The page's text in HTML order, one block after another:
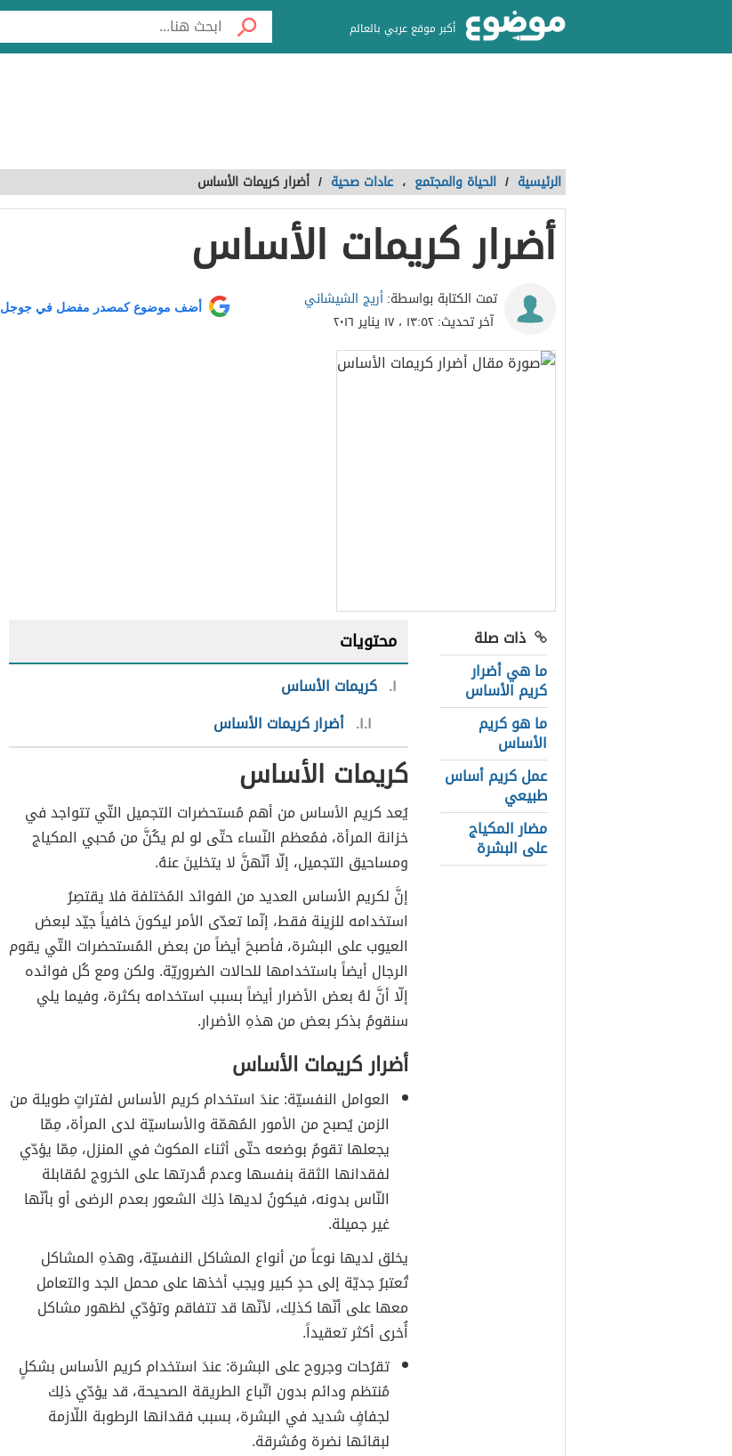
أكبر موقع عربي بالعالم
الرئيسية / الحياة والمجتمع ، عادات صحية / أضرار كريمات الأساس
أضرار كريمات الأساس
تمت الكتابة بواسطة:أريج الشيشاني
آخر تحديث:١٣:٥٢ ، ١٧ يناير ٢٠١٦
أضف موضوع كمصدر مفضل في جوجل
ذات صلة
ما هي أضرار
كريم الأساس
ما هو كريم
الأساس
عمل كريم أساس
طبيعي
مضار المكياج
على البشرة
محتويات
١ كريمات الأساس
١.١ أضرار كريمات الأساس
كريمات الأساس
يُعد كريم الأساس من أهم مُستحضرات التجميل التّي تتواجد في
خزانة المرأة، فمُعظم النّساء حتّى لو لم يكُنَّ من مُحبي المكياج
ومساحيق التجميل، إلّا أنّهنَّ لا يتخلينَ عنهُ.
إنَّ لكريم الأساس العديد من الفوائد المُختلفة فلا يقتصِرُ
استخدامه للزينة فقط، إنّما تعدّى الأمر ليكونَ خافياً جيّد لبعض
العيوب على البشرة، فأصبحَ أيضاً من بعض المُستحضرات التّي يقوم
الرجال أيضاً باستخدامها للحالات الضروريّة. ولكن ومع كُل فوائده
إلّا أنَّ لهُ بعض الأضرار أيضاً بسبب استخدامه بكثرة، وفيما يلي
سنقومُ بذكر بعض من هذهِ الأضرار.
أضرار كريمات الأساس
العوامل النفسيّة: عندَ استخدام كريم الأساس لفتراتٍ طويلة من
الزمن يُصبح من الأمور المُهمّة والأساسيّة لدى المرأة، مِمّا
يجعلها تقومُ بوضعه حتّى أثناء المكوث في المنزل، مِمّا يؤدّي
لفقدانها الثقة بنفسها وعدم قُدرتها على الخروج لمُقابلة
النّاس بدونه، فيكونُ لديها ذلِكَ الشعور بعدم الرضى أو بأنّها
غير جميلة.
يخلق لديها نوعاً من أنواع المشاكل النفسيّة، وهذهِ المشاكل
تُعتبرُ جديّة إلى حدٍ كبير ويجب أخذها على محمل الجد والتعامل
معها على أنّها كذلِك، لأنّها قد تتفاقم وتؤدّي لظهور مشاكل
أُخرى أكثر تعقيداً.
تقرُحات وجروح على البشرة: عندَ استخدام كريم الأساس بشكلٍ
مُنتظم ودائم بدون اتّباع الطريقة الصحيحة، قد يؤدّي ذلِك
لجفافٍ شديد في البشرة، بسبب فقدانها الرطوبة اللّازمة
لبقائها نضرة ومُشرقة.